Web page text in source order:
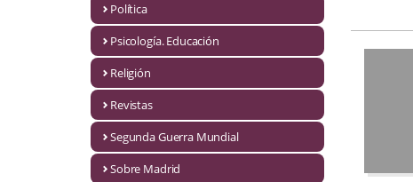
Novela romántica
Otros idiomas
Papás, Mamás, bebés...
Papás, Mamás, Bebés...
Política
Psicología. Educación
Religión
Revistas
Segunda Guerra Mundial
Sobre Madrid